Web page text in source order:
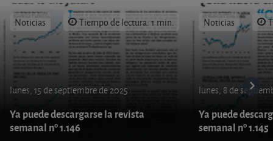
Noticias Tiempo de lectura: 1 min.
lunes, 15 de septiembre de 2025
Ya puede descargarse la revista
semanal nº 1.146
Noticias
lunes, 8 de
Ya puede
semanal nº 1.145